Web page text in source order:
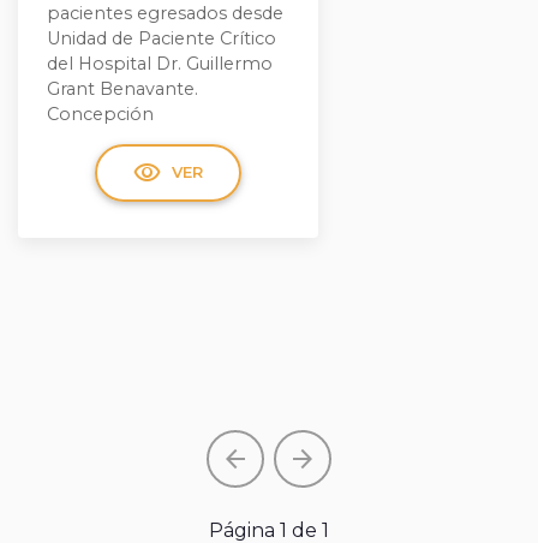
pacientes egresados desde
Unidad de Paciente Crítico
del Hospital Dr. Guillermo
Grant Benavante.
Concepción
visibility VER
arrow_back arrow_forward
Página 1 de 1